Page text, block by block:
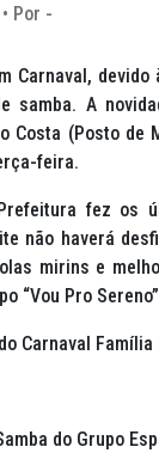
Por -
Carnaval,
samba. A
Costa (Posto
feira.
fez os
não haverá
mirins e
“Vou Pro
Carnaval
do Grupo